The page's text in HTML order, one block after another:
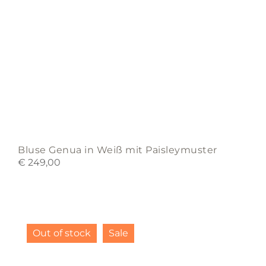
Bluse Genua in Weiß mit Paisleymuster
€ 249,00
Out of stock Sale
product
has